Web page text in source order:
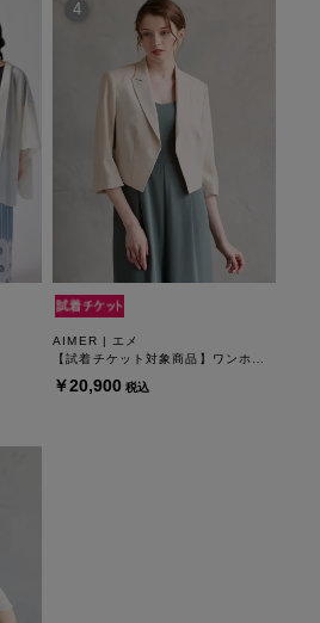
AIMER | エメ
￥20,900 税込
4